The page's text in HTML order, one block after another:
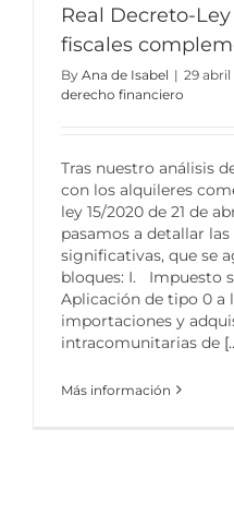
Real Decreto-
fiscales
By Ana de Isabel | 29 abril
derecho financiero
Tras nuestro análisis
con los alquileres
ley 15/2020 de 21 de
pasamos a detallar
significativas, que se
bloques: I. Impuesto
Aplicación de tipo 0 a
importaciones y
intracomunitarias de
Más información